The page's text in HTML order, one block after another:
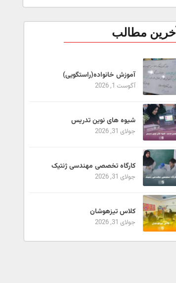
آخرین مطالب
آموزش خانواده(راستگویی)
آگوست 1, 2026
شیوه های نوین تدریس
جولای 31, 2026
کارگاه تخصصی مهندسی ژنتیک
جولای 31, 2026
کلاس تیزهوشان
جولای 31, 2026